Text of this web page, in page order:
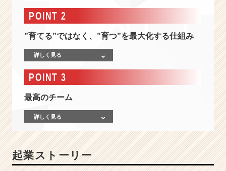
ク
ク
に
ち
い
ー・
POINT 2
”育てる”ではなく、”育つ”を最大化する仕組み
詳しく見る
POINT 3
最高のチーム
詳しく見る
起業ストーリー